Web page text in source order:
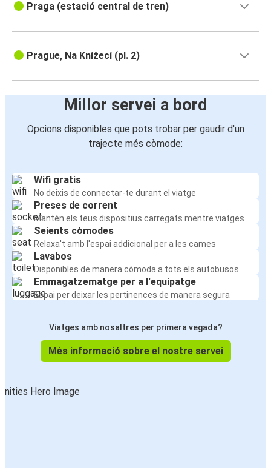
Praga (estació central de tren)
Prague, Na Knížecí (pl. 2)
Millor servei a bord
Opcions disponibles que pots trobar per gaudir d'un
trajecte més còmode:
Wifi gratis
No deixis de connectar-te durant el viatge
Preses de corrent
Mantén els teus dispositius carregats mentre viatges
Seients còmodes
Relaxa't amb l'espai addicional per a les cames
Lavabos
Disponibles de manera còmoda a tots els autobusos
Emmagatzematge per a l'equipatge
Espai per deixar les pertinences de manera segura
Viatges amb nosaltres per primera vegada?
Més informació sobre el nostre servei